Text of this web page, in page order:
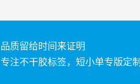
品质留给时间来证明
专注不干胶标签，短小单专版定制